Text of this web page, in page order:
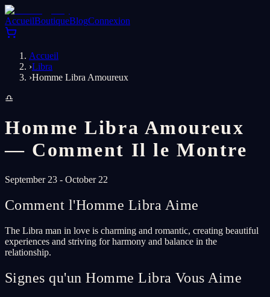
AccueilBoutiqueBlogConnexion
Accueil
›Libra
›Homme Libra Amoureux
♎
Homme Libra Amoureux
— Comment Il le Montre
September 23 - October 22
Comment l'Homme Libra Aime
The Libra man in love is charming and romantic, creating beautiful
experiences and striving for harmony and balance in the
relationship.
Signes qu'un Homme Libra Vous Aime